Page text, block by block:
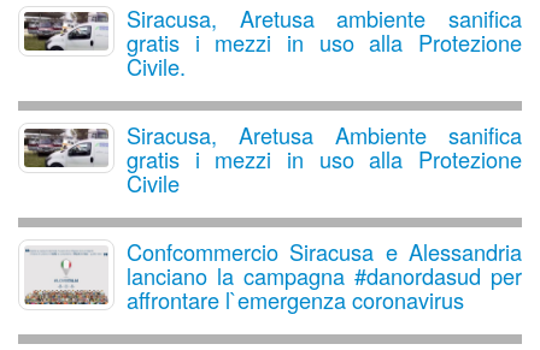
Siracusa, Aretusa ambiente sanifica
gratis i mezzi in uso alla Protezione
Civile.
Siracusa, Aretusa Ambiente sanifica
gratis i mezzi in uso alla Protezione
Civile
Confcommercio Siracusa e Alessandria
lanciano la campagna #danordasud per
affrontare l`emergenza coronavirus